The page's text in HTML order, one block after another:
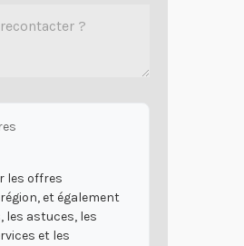
les offres
et également
les astuces, les
et les